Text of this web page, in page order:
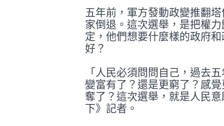
五年前，軍方發動政變推翻
家倒退。 這次選舉，是把權
定，他們想要什麼樣的政府
好？
「人民必須問問自己，過去
變富有了 ？還是更窮了？感
奪了？這次選舉， 就是人民
下》記者。